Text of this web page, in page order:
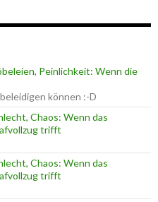
Peinlichkeit: Wenn die
können :-D
Chaos: Wenn das
trifft
Chaos: Wenn das
trifft